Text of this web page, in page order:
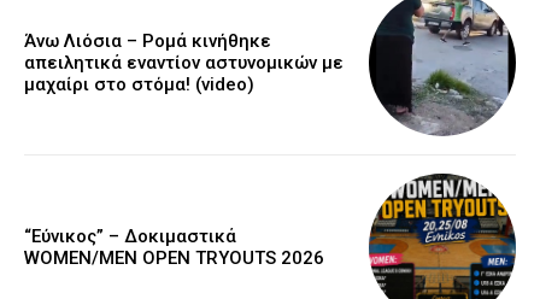
Άνω Λιόσια – Ρομά κινήθηκε
απειλητικά εναντίον αστυνομικών με
μαχαίρι στο στόμα! (video)
“Εύνικος” – Δοκιμαστικά
WOMEN/MEN OPEN TRYOUTS 2026